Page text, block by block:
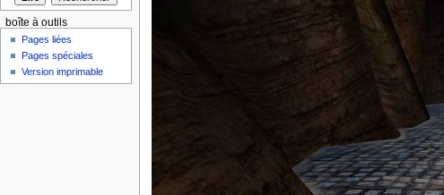
boîte à outils
Pages liées
Pages spéciales
Version imprimable